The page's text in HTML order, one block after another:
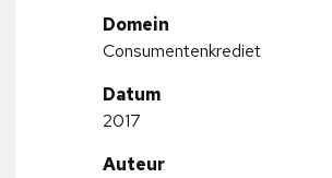
Domein
Consumentenkrediet
Datum
2017
Auteur